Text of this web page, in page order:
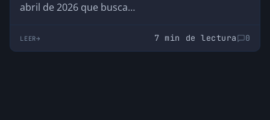
abril de 2026 que busca…
LEER 7 min de lectura 0